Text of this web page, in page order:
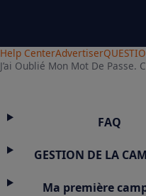
Help CenterAdvertiser
J’ai Oublié Mon Mot De Passe.
FAQ
GESTION DE LA
Ma première